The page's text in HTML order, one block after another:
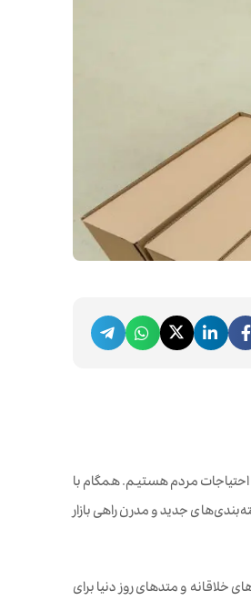
مردم هستیم. همگام با
جدید و مدرن راهی بازار
خلاقانه و متدهای روز دنیا برای